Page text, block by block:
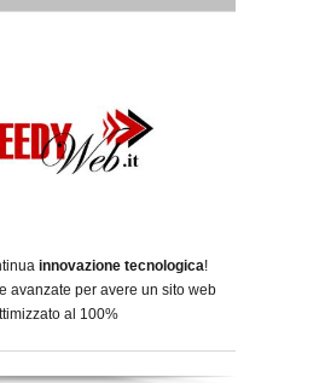
innovazione tecnologica!
avanzate per avere un sito web
al 100%